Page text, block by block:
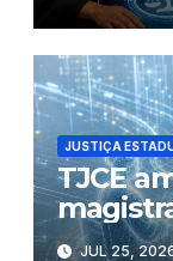
JUSTIÇA
TJCE
JUL 25,